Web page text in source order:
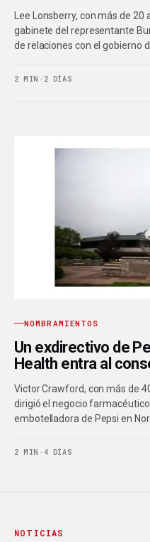
Lee Lonsberry, con más de
gabinete del representante
de relaciones con el gobierno
2 MIN · 2 DÍAS
NOMBRAMIENTOS
Un exdirectivo de
Health entra al
Victor Crawford, con más de
dirigió el negocio
embotelladora de Pepsi en
2 MIN · 4 DÍAS
NOTICIAS